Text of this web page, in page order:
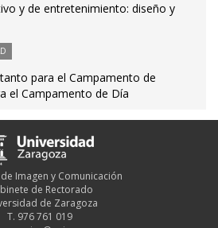
y de entretenimiento: diseño y
para el Campamento de
el Campamento de Día
Imagen y Comunicación
de Rectorado
de Zaragoza
T. 976 761 019